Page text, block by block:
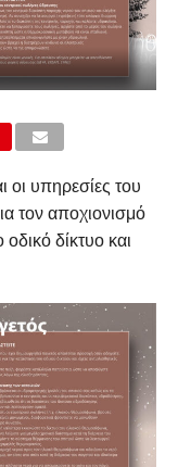
οι υπηρεσίες του
τον αποχιονισμό
δίκτυο και